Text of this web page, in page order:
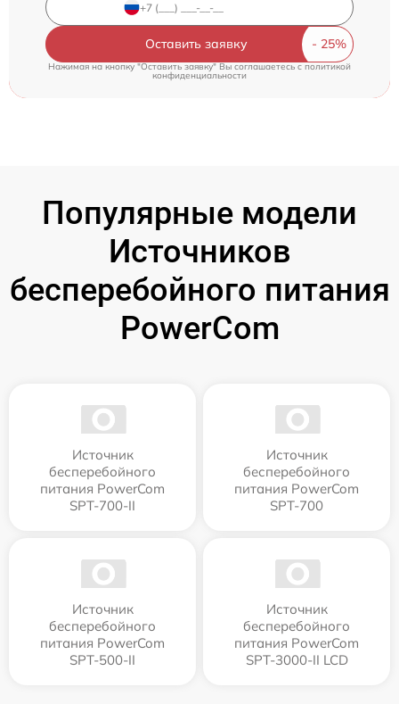
Оставить заявку
Нажимая на кнопку "Оставить заявку" Вы соглашаетесь cполитикой
конфиденциальности
Популярные модели
Источников
бесперебойного питания
PowerCom
Источник
бесперебойного
питания PowerCom
SPT-700-II
Источник
бесперебойного
питания PowerCom
SPT-700
Источник
бесперебойного
питания PowerCom
SPT-500-II
Источник
бесперебойного
питания PowerCom
SPT-3000-II LCD